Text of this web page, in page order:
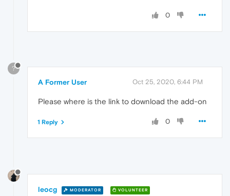
0
?
A Former User Oct 25, 2020, 6:44 PM
Please where is the link to download the add-on
0
1 Reply
leocg MODERATOR VOLUNTEER